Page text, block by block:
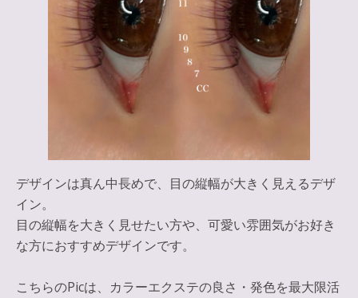
デザインは真ん中長めで、目の縦幅が大きく見えるデザ
イン。
目の縦幅を大きく見せたい方や、可愛い雰囲気がお好き
な方におすすめデザインです。
こちらのPicは、カラーエクステの良さ・発色を最大限活